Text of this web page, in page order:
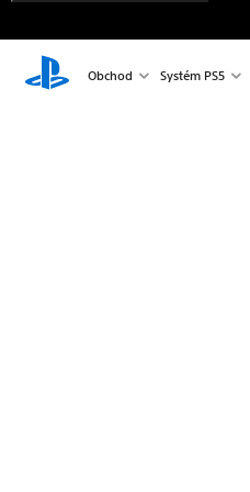
Obchod Systém PS5